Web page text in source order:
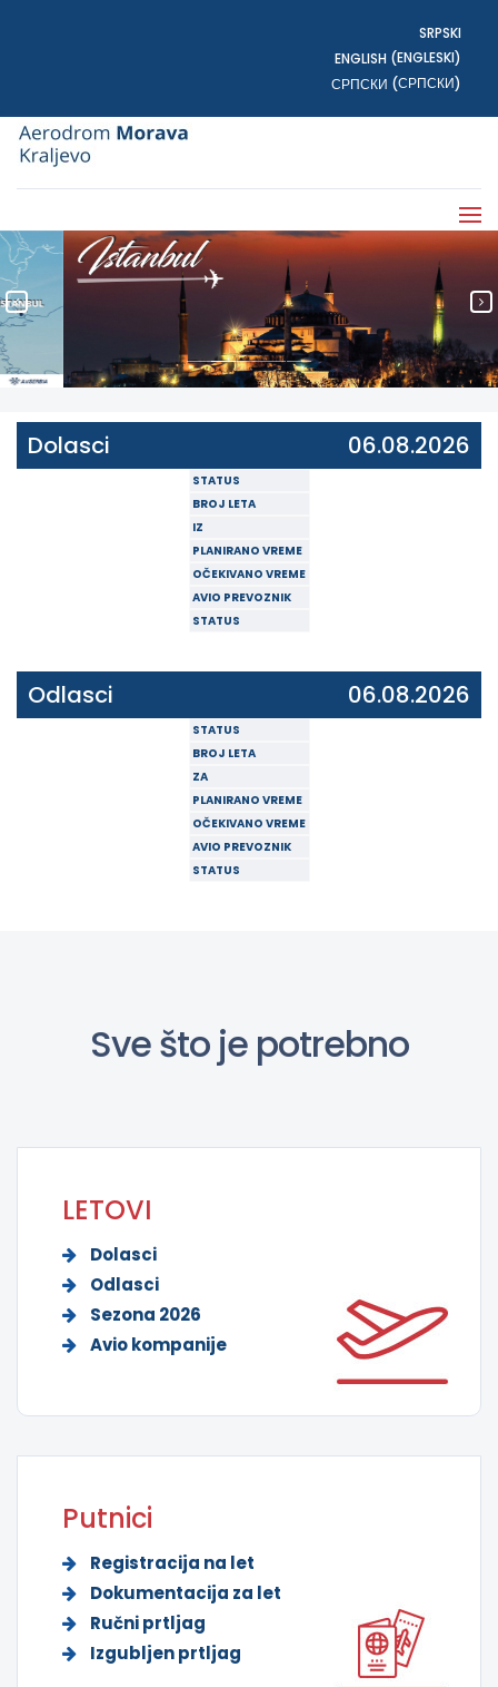
SRPSKI
ENGLISH (ENGLESKI)
СРПСКИ (СРПСКИ)
Dolasci 06.08.2026
STATUS
BROJ LETA
IZ
PLANIRANO VREME
OČEKIVANO VREME
AVIO PREVOZNIK
STATUS
Odlasci 06.08.2026
STATUS
BROJ LETA
ZA
PLANIRANO VREME
OČEKIVANO VREME
AVIO PREVOZNIK
STATUS
Sve što je potrebno
LETOVI
Dolasci
Odlasci
Sezona 2026
Avio kompanije
Putnici
Registracija na let
Dokumentacija za let
Ručni prtljag
Izgubljen prtljag